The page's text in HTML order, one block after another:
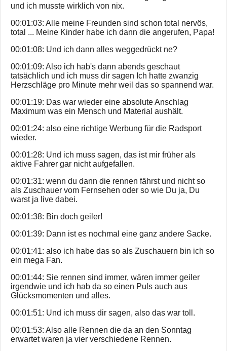
und ich musste wirklich von nix.
00:01:03: Alle meine Freunden sind schon total nervös,
total ... Meine Kinder habe ich dann die angerufen, Papa!
00:01:08: Und ich dann alles weggedrückt ne?
00:01:09: Also ich hab's dann abends geschaut
tatsächlich und ich muss dir sagen Ich hatte zwanzig
Herzschläge pro Minute mehr weil das so spannend war.
00:01:19: Das war wieder eine absolute Anschlag
Maximum was ein Mensch und Material aushält.
00:01:24: also eine richtige Werbung für die Radsport
wieder.
00:01:28: Und ich muss sagen, das ist mir früher als
aktive Fahrer gar nicht aufgefallen.
00:01:31: wenn du dann die rennen fährst und nicht so
als Zuschauer vom Fernsehen oder so wie Du ja, Du
warst ja live dabei.
00:01:38: Bin doch geiler!
00:01:39: Dann ist es nochmal eine ganz andere Sacke.
00:01:41: also ich habe das so als Zuschauern bin ich so
ein mega Fan.
00:01:44: Sie rennen sind immer, wären immer geiler
irgendwie und ich hab da so einen Puls auch aus
Glücksmomenten und alles.
00:01:51: Und ich muss dir sagen, also das war toll.
00:01:53: Also alle Rennen die da an den Sonntag
erwartet waren ja vier verschiedene Rennen.